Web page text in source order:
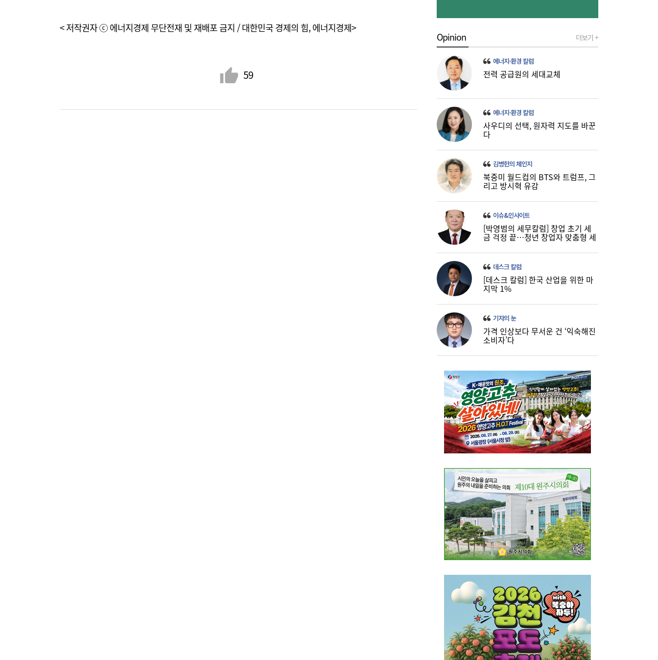
< 저작권자 ⓒ 에너지경제 무단전재 및 재배포 금지 / 대한민국 경제의 힘, 에너지경제>
59
16:32
[금융권 풍향계] 취약계층 금융 접근성↑...기
업은행, 비대면 햇살론 출시 外
16:26
미·중에 로봇 패권 안 뺏긴다…현대차, “‘글로
벌 로봇 파운드리’ 구축할 것”
16:21
코스피, 반도체 차익실현에 4%대 급락…코
스닥은 800선 지켜내[마감시황]
16:18
LH 사장, 주택공급 속도전 위해 “보상 임시
직, 정규직보다 더 많이 주겠다”
Opinion 더보기 +
에너지·환경 칼럼
전력 공급원의 세대교체
에너지·환경 칼럼
사우디의 선택, 원자력 지도를 바꾼
다
김병헌의 체인지
북중미 월드컵의 BTS와 트럼프, 그
리고 방시혁 유감
이슈&인사이트
[박영범의 세무칼럼] 창업 초기 세
금 걱정 끝…청년 창업자 맞춤형 세
데스크 칼럼
[데스크 칼럼] 한국 산업을 위한 마
지막 1%
기자의 눈
가격 인상보다 무서운 건 ‘익숙해진
소비자’다